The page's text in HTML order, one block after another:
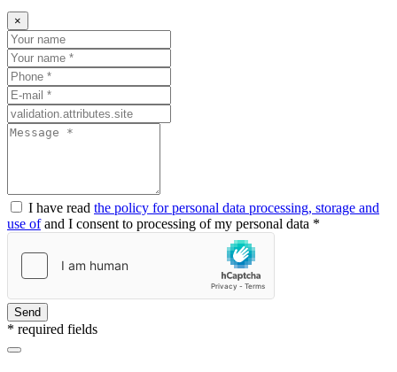
×
I have read the policy for personal data processing, storage and
use ofand I consent to processing of my personal data *
Send
* required fields